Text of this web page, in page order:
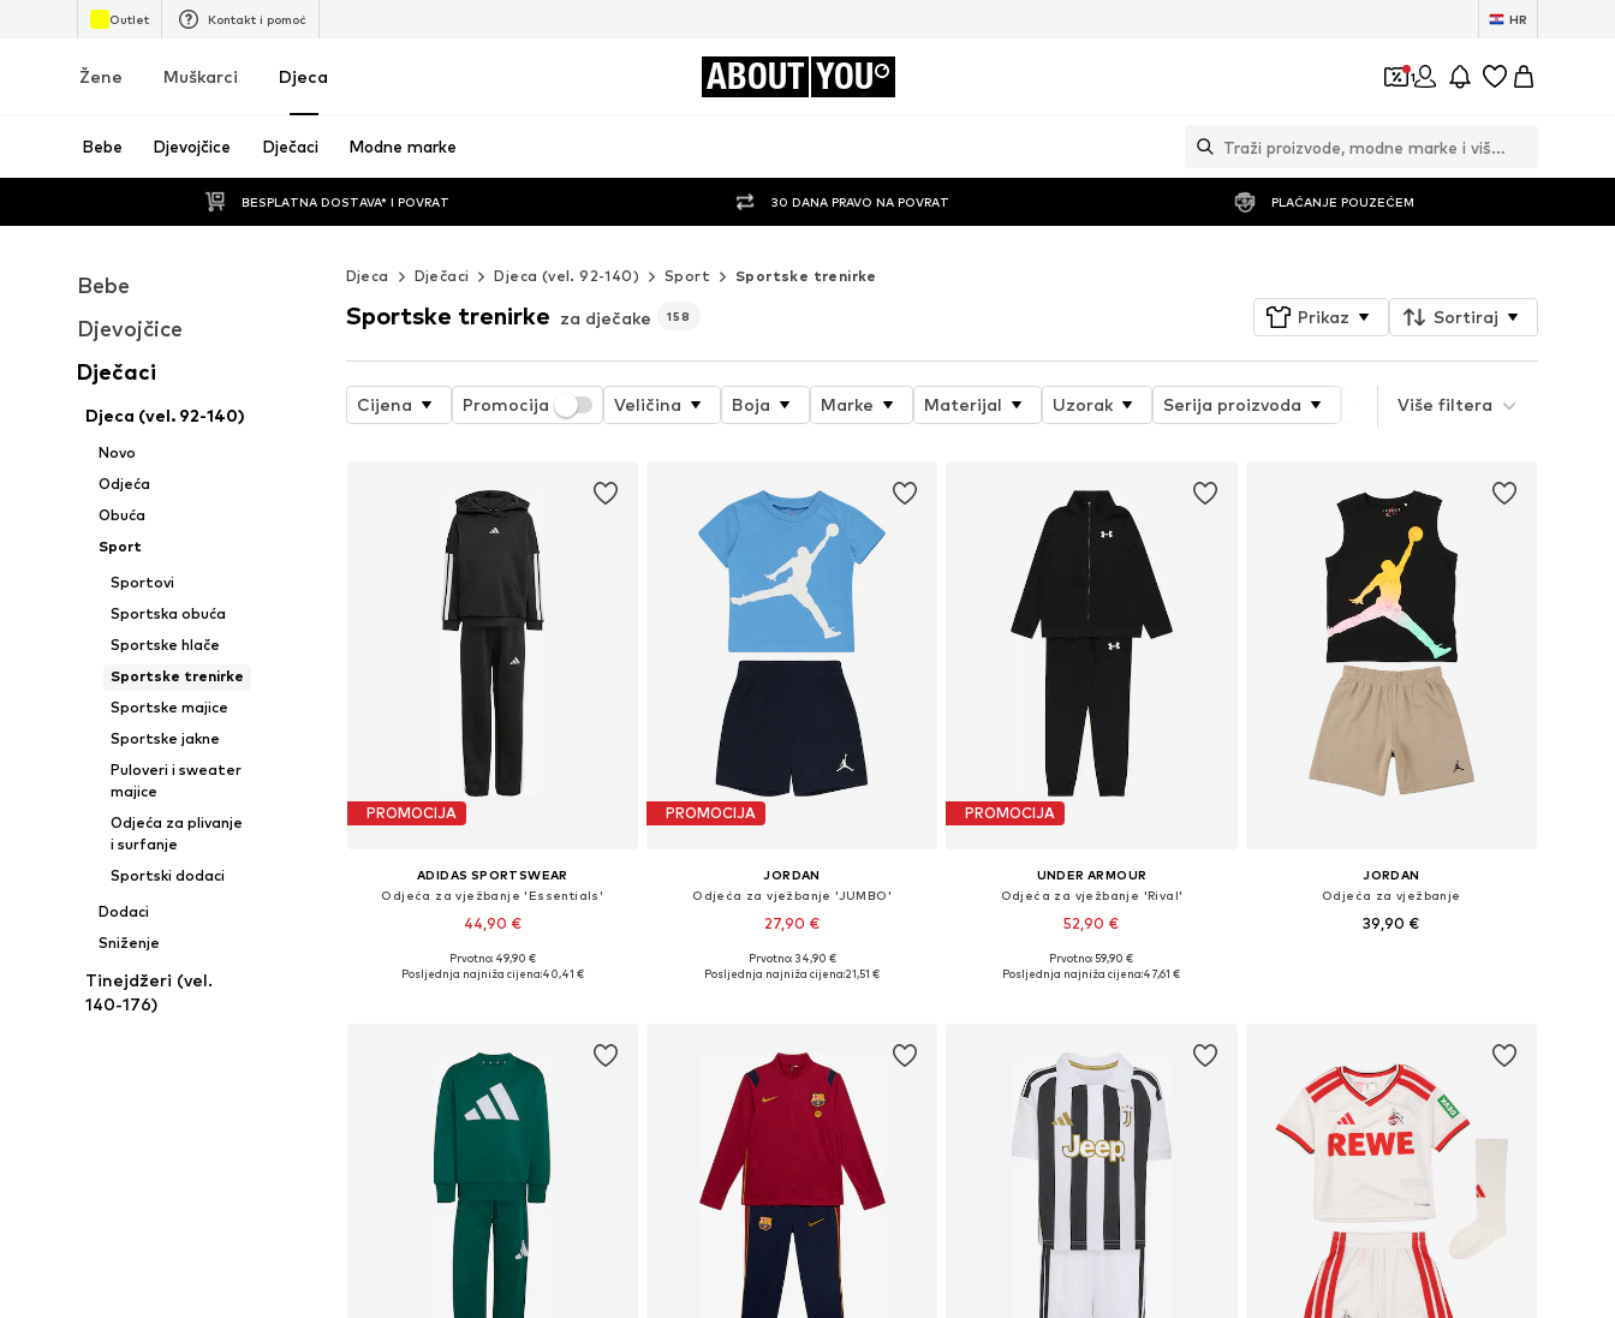
Outlet Kontakt i pomoć HR
Žene Muškarci Djeca ABOUT YOU 1
Bebe Djevojčice Dječaci Modne marke
BESPLATNA DOSTAVA* I POVRAT 30 DANA PRAVO NA POVRAT PLAĆANJE POUZEĆEM
Bebe
Djevojčice
Dječaci
Djeca (vel. 92-140)
Novo
Odjeća
Obuća
Sport
Sportovi
Sportska obuća
Sportske hlače
Sportske trenirke
Sportske majice
Sportske jakne
Puloveri i sweater
majice
Odjeća za plivanje
i surfanje
Sportski dodaci
Dodaci
Sniženje
Tinejdžeri (vel.
140-176)
Djeca Dječaci Djeca (vel. 92-140) Sport Sportske trenirke
Sportske trenirke za dječake 158 Prikaz Sortiraj
Cijena Promocija Veličina Boja Marke Materijal Uzorak Serija proizvoda Svojstva proizvoda
Više filtera
PROMOCIJA
ADIDAS SPORTSWEAR
Odjeća za vježbanje 'Essentials'
44,90 €
Dostupne veličine: 104, 110, 116, 122, 128
Prvotno: 49,90 €
Posljednja najniža cijena:40,41 €
PROMOCIJA
JORDAN
Odjeća za vježbanje 'JUMBO'
27,90 €
Dostupne veličine: 74-80, 80-86, 86-92
Prvotno: 34,90 €
Posljednja najniža cijena:21,51 €
PROMOCIJA
UNDER ARMOUR
Odjeća za vježbanje 'Rival'
52,90 €
Dostupno u više veličina
Prvotno: 59,90 €
Posljednja najniža cijena:47,61 €
JORDAN
Odjeća za vježbanje
39,90 €